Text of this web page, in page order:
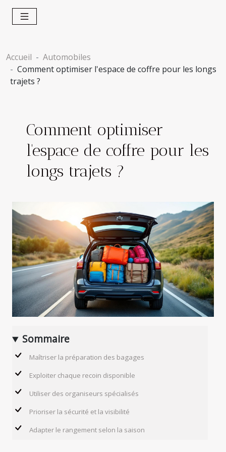
Accueil
Automobiles
Comment optimiser l'espace de coffre pour les longs
trajets ?
Comment optimiser
l'espace de coffre pour les
longs trajets ?
Sommaire
Maîtriser la préparation des bagages
Exploiter chaque recoin disponible
Utiliser des organiseurs spécialisés
Prioriser la sécurité et la visibilité
Adapter le rangement selon la saison